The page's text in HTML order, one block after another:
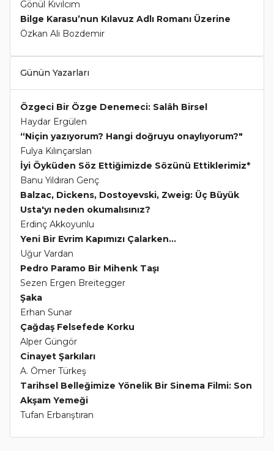
Gönül Kıvılcım
Bilge Karasu’nun Kılavuz Adlı Romanı Üzerine
Özkan Ali Bozdemir
Günün Yazarları
Özgeci Bir Özge Denemeci: Salâh Birsel
Haydar Ergülen
“Niçin yazıyorum? Hangi doğruyu onaylıyorum?"
Fulya Kılınçarslan
İyi Öyküden Söz Ettiğimizde Sözünü Ettiklerimiz*
Banu Yıldıran Genç
Balzac, Dickens, Dostoyevski, Zweig: Üç Büyük
Usta'yı neden okumalısınız?
Erdinç Akkoyunlu
Yeni Bir Evrim Kapımızı Çalarken...
Uğur Vardan
Pedro Paramo Bir Mihenk Taşı
Sezen Ergen Breitegger
Şaka
Erhan Sunar
Çağdaş Felsefede Korku
Alper Güngör
Cinayet Şarkıları
A. Ömer Türkeş
Tarihsel Belleğimize Yönelik Bir Sinema Filmi: Son
Akşam Yemeği
Tufan Erbarıştıran